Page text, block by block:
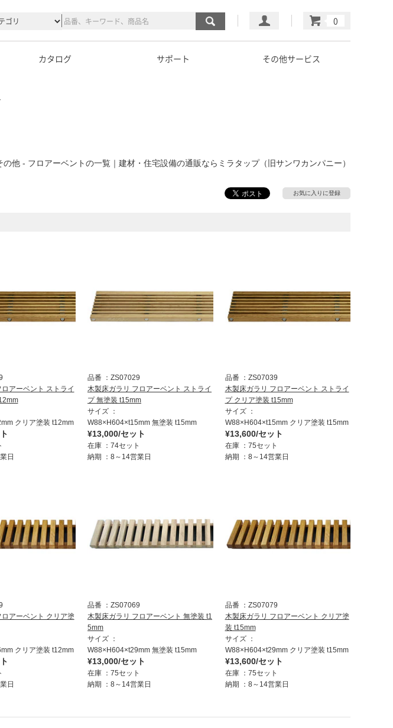
マイページ
カート
カタログ サポート その他サービス
の他 - フロアーベントの一覧｜建材・住宅設備の通販ならミラタップ（旧サンワカンパニー）
お気に入りに登録
アーベント ストライ
クリア塗装 t12mm
日
品番
ZS07029
木製床ガラリ フロアーベント ストライ
プ 無塗装 t15mm
サイズ
W88×H604×t15mm 無塗装 t15mm
¥13,000/セット
在庫
74セット
納期
8～14営業日
品番
ZS07039
木製床ガラリ フロアーベント ストライ
プ クリア塗装 t15mm
サイズ
W88×H604×t15mm クリア塗装 t15mm
¥13,600/セット
在庫
75セット
納期
8～14営業日
アーベント クリア塗
クリア塗装 t12mm
日
品番
ZS07069
木製床ガラリ フロアーベント 無塗装 t1
5mm
サイズ
W88×H604×t29mm 無塗装 t15mm
¥13,000/セット
在庫
75セット
納期
8～14営業日
品番
ZS07079
木製床ガラリ フロアーベント クリア塗
装 t15mm
サイズ
W88×H604×t29mm クリア塗装 t15mm
¥13,600/セット
在庫
75セット
納期
8～14営業日